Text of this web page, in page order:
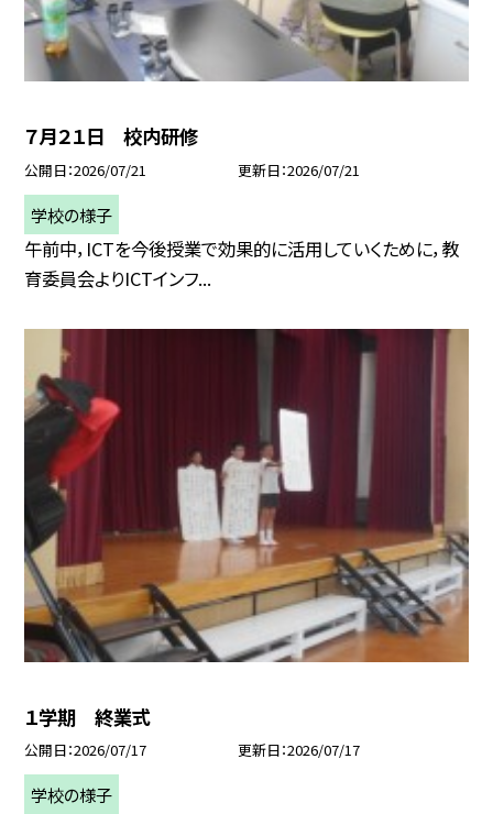
７月２１日 校内研修
公開日 2026/07/21 更新日 2026/07/21
学校の様子
午前中，ICTを今後授業で効果的に活用していくために，教
育委員会よりICTインフ...
１学期 終業式
公開日 2026/07/17 更新日 2026/07/17
学校の様子